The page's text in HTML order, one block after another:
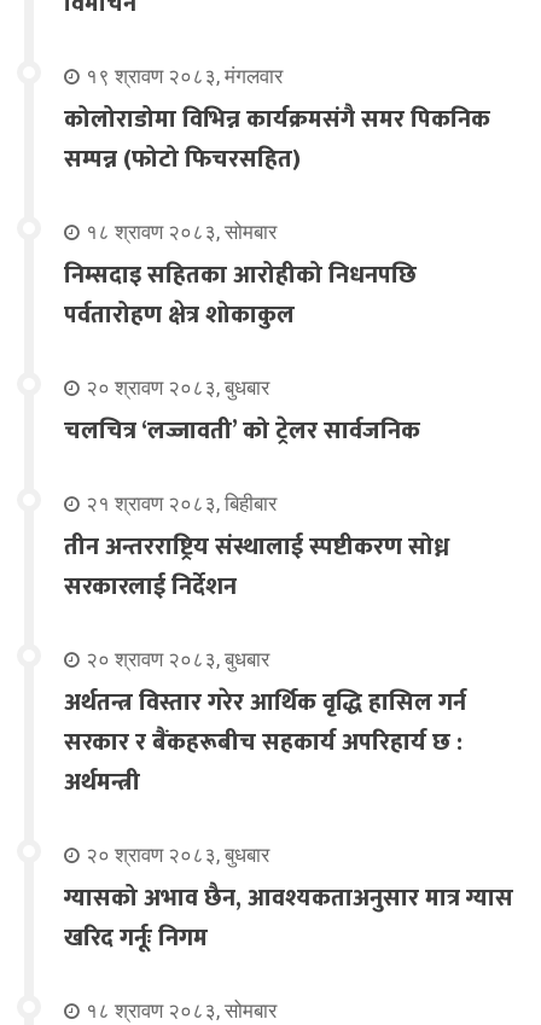
१९ श्रावण २०८३, मंगलवार
कोलोराडोमा विभिन्न कार्यक्रमसंगै समर पिकनिक
सम्पन्न (फोटो फिचरसहित)
१८ श्रावण २०८३, सोमबार
निम्सदाइ सहितका आरोहीको निधनपछि
पर्वतारोहण क्षेत्र शोकाकुल
२० श्रावण २०८३, बुधबार
चलचित्र ‘लज्जावती’ को ट्रेलर सार्वजनिक
२१ श्रावण २०८३, बिहीबार
तीन अन्तरराष्ट्रिय संस्थालाई स्पष्टीकरण सोध्न
सरकारलाई निर्देशन
२० श्रावण २०८३, बुधबार
अर्थतन्त्र विस्तार गरेर आर्थिक वृद्धि हासिल गर्न
सरकार र बैंकहरूबीच सहकार्य अपरिहार्य छ :
अर्थमन्त्री
२० श्रावण २०८३, बुधबार
ग्यासको अभाव छैन, आवश्यकताअनुसार मात्र ग्यास
खरिद गर्नूः निगम
१८ श्रावण २०८३, सोमबार